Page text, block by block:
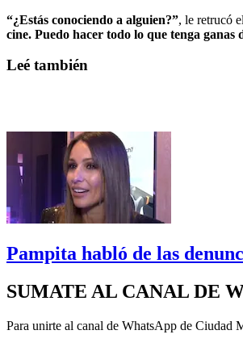
“¿Estás conociendo a alguien?”, le retrucó
cine. Puedo hacer todo lo que tenga ganas
Leé también
Pampita habló de las
SUMATE AL CANAL DE
Para unirte al canal de WhatsApp de Ciudad